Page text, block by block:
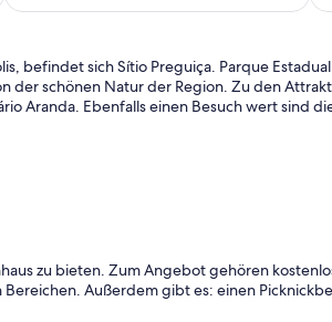
Teresópolis
befindet sich Sítio Preguiça. Parque Estadual
der schönen Natur der Region. Zu den
Aranda. Ebenfalls einen Besuch wert sind
zu bieten. Zum Angebot gehören
Außerdem gibt es: einen